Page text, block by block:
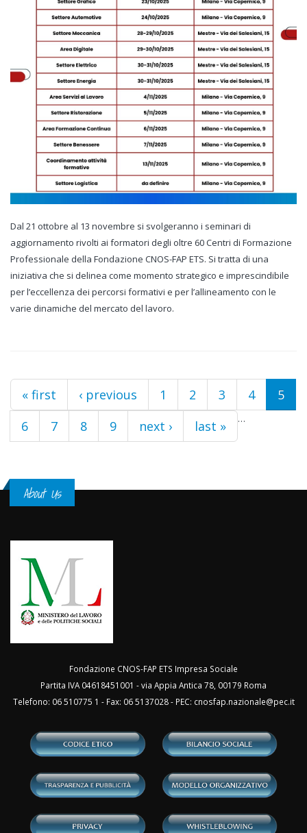
Dal 21 ottobre al 13 novembre si svolgeranno i seminari di
aggiornamento rivolti ai formatori degli oltre 60 Centri di Formazione
Professionale della Fondazione CNOS-FAP ETS. Si tratta di una
iniziativa che si delinea come momento strategico e imprescindibile
per l’eccellenza dei percorsi formativi e per l’allineamento con le
varie dinamiche del mercato del lavoro.
Pages
« first ‹ previous 1 2 3 4
5
6
7 8 9 …
next › last »
About Us
Fondazione CNOS-FAP ETS Impresa Sociale
Partita IVA 04618451001 - via Appia Antica 78, 00179 Roma
Telefono: 06 510775 1 - Fax: 06 5137028 - PEC: cnosfap.nazionale@pec.it